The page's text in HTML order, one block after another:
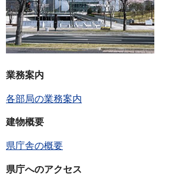
業務案内
各部局の業務案内
建物概要
県庁舎の概要
県庁へのアクセス